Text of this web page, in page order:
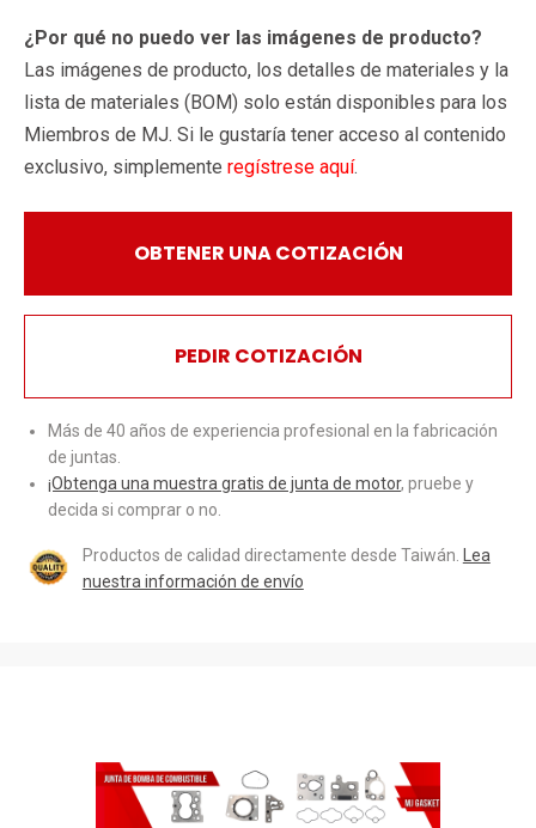
¿Por qué no puedo ver las imágenes de producto?
Las imágenes de producto, los detalles de materiales y la
lista de materiales (BOM) solo están disponibles para los
Miembros de MJ. Si le gustaría tener acceso al contenido
exclusivo, simplemente regístrese aquí.
OBTENER UNA COTIZACIÓN
PEDIR COTIZACIÓN
Más de 40 años de experiencia profesional en la fabricación
de juntas.
¡Obtenga una muestra gratis de junta de motor, pruebe y
decida si comprar o no.
Productos de calidad directamente desde Taiwán.
Lea
nuestra información de envío